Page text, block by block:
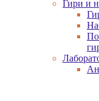
Гири и